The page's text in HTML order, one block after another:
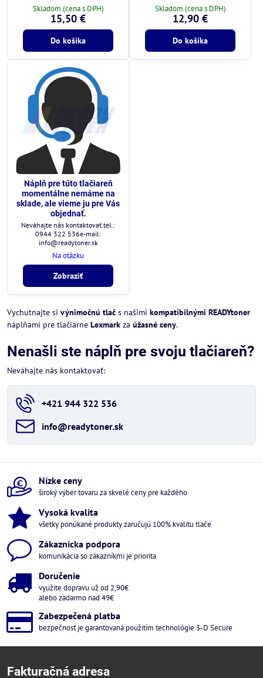
Skladom (cena s DPH)
15,50 €
Do košíka
za zlomok ceny.
Skladom (cena s DPH)
12,90 €
Do košíka
Náplň pre túto tlačiareň
momentálne nemáme na
sklade, ale vieme ju pre Vás
objednať.
Neváhajte nás kontaktovať.tel.:
0944 322 536e-mail:
info@readytoner.sk
Na otázku
Zobraziť
Vychutnajte si výnimočnú tlač s našimi kompatibilnými READYtoner
náplňami pre tlačiarne Lexmark za úžasné ceny.
Nenašli ste náplň pre svoju tlačiareň?
Neváhajte nás kontaktovať:
+421 944 322 536
info​@readytoner​.sk
Nízke ceny
široký výber tovaru za skvelé ceny pre každého
Vysoká kvalita
všetky ponúkané produkty zaručujú 100% kvalitu tlače
Zákaznícka podpora
komunikácia so zákazníkmi je priorita
Doručenie
využite dopravu už od 2,90€
alebo zadarmo nad 49€
Zabezpečená platba
bezpečnosť je garantovaná použitím technológie 3-D Secure
Fakturačná adresa